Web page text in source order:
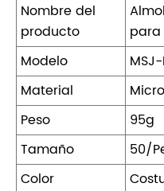
Nombre del
producto
Modelo
MSJ-
Material
Peso
95g
Tamaño
50/
Color